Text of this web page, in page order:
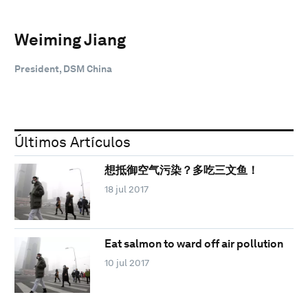
Weiming Jiang
President, DSM China
Últimos Artículos
想抵御空气污染？多吃三文鱼！
18 jul 2017
Eat salmon to ward off air pollution
10 jul 2017